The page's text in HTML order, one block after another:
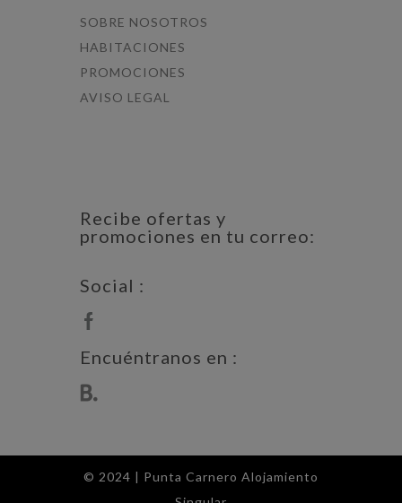
SOBRE NOSOTROS
HABITACIONES
PROMOCIONES
AVISO LEGAL
Recibe ofertas y
promociones en tu correo:
Social :
Encuéntranos en :
© 2024 | Punta Carnero Alojamiento